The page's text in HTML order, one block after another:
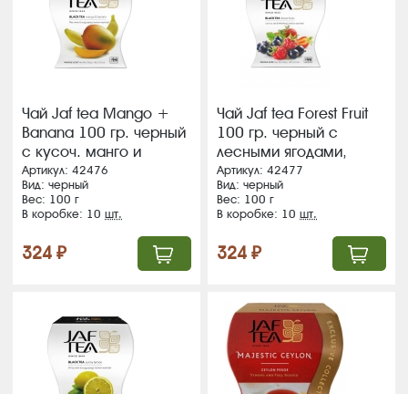
Чай Jaf tea Mango +
Banana 100 гр. черный
с кусоч. манго и
банана, картон (10)
ВЛОЖЕНИЕ!!!
Артикул: 42476
Вид: черный
Вес: 100 г
В коробке: 10шт.
324 ₽
Чай Jaf tea Forest Fruit
100 гр. черный с
лесными ягодами,
картон (10)
ВЛОЖЕНИЕ!!!
Артикул: 42477
Вид: черный
Вес: 100 г
В коробке: 10шт.
324 ₽